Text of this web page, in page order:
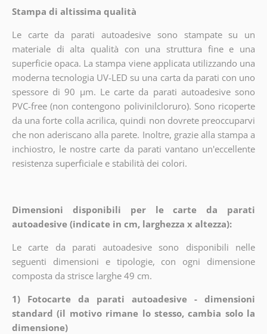
Stampa di altissima qualità
Le carte da parati autoadesive sono stampate su un
materiale di alta qualità con una struttura fine e una
superficie opaca. La stampa viene applicata utilizzando una
moderna tecnologia UV-LED su una carta da parati con uno
spessore di 90 µm. Le carte da parati autoadesive sono
PVC-free (non contengono polivinilcloruro). Sono ricoperte
da una forte colla acrilica, quindi non dovrete preoccuparvi
che non aderiscano alla parete. Inoltre, grazie alla stampa a
inchiostro, le nostre carte da parati vantano un'eccellente
resistenza superficiale e stabilità dei colori.
Dimensioni disponibili per le carte da parati
autoadesive (indicate in cm, larghezza x altezza):
Le carte da parati autoadesive sono disponibili nelle
seguenti dimensioni e tipologie, con ogni dimensione
composta da strisce larghe 49 cm.
1) Fotocarte da parati autoadesive - dimensioni
standard (il motivo rimane lo stesso, cambia solo la
dimensione)